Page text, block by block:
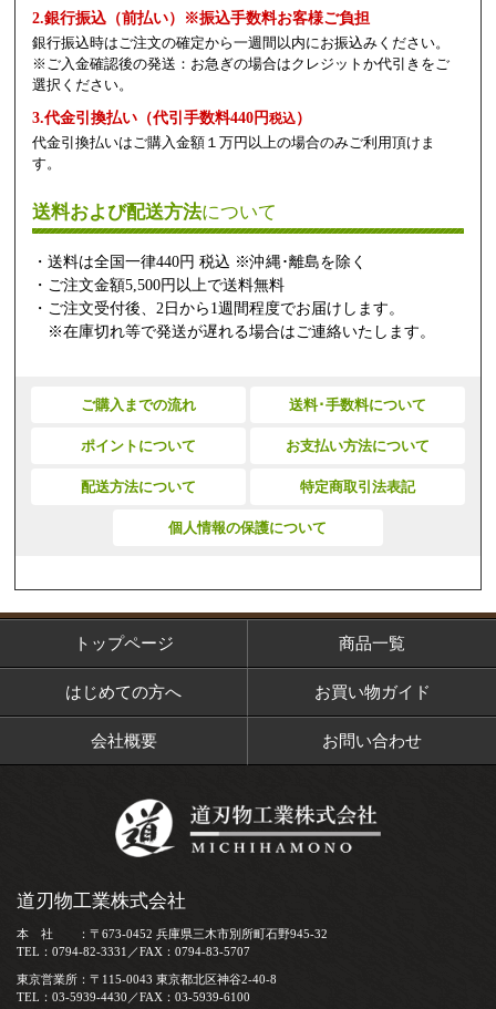
2.銀行振込（前払い）※振込手数料お客様ご負担
銀行振込時はご注文の確定から一週間以内にお振込みください。
※ご入金確認後の発送：お急ぎの場合はクレジットか代引きをご
選択ください。
3.代金引換払い（代引手数料440円税込）
代金引換払いはご購入金額１万円以上の場合のみご利用頂けま
す。
送料および配送方法について
・送料は全国一律440円 税込 ※沖縄･離島を除く
・ご注文金額5,500円以上で送料無料
・ご注文受付後、2日から1週間程度でお届けします。
※在庫切れ等で発送が遅れる場合はご連絡いたします。
ご購入までの流れ 送料･手数料について
ポイントについて お支払い方法について
配送方法について 特定商取引法表記
個人情報の保護について
トップページ 商品一覧
はじめての方へ お買い物ガイド
会社概要 お問い合わせ
道刃物工業株式会社
本 社 ：〒673-0452 兵庫県三木市別所町石野945-32
TEL：0794-82-3331／FAX：0794-83-5707
東京営業所：〒115-0043 東京都北区神谷2-40-8
TEL：03-5939-4430／FAX：03-5939-6100